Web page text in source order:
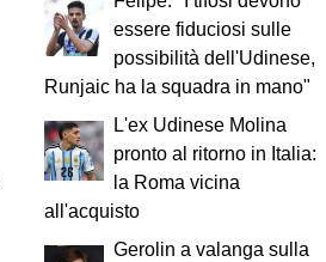
essere fiduciosi sulle
possibilità dell'Udinese,
Runjaic ha la squadra in mano"
L'ex Udinese Molina
pronto al ritorno in Italia:
la Roma vicina
all'acquisto
Gerolin a valanga sulla